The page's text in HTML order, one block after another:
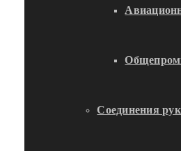
Соединения